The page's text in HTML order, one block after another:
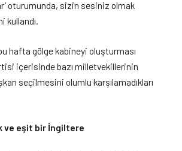
oturumunda, sizin sesiniz olmak
hafta gölge kabineyi oluşturması
içerisinde bazı milletvekillerinin
seçilmesini olumlu karşılamadıkları
ve eşit bir İngiltere